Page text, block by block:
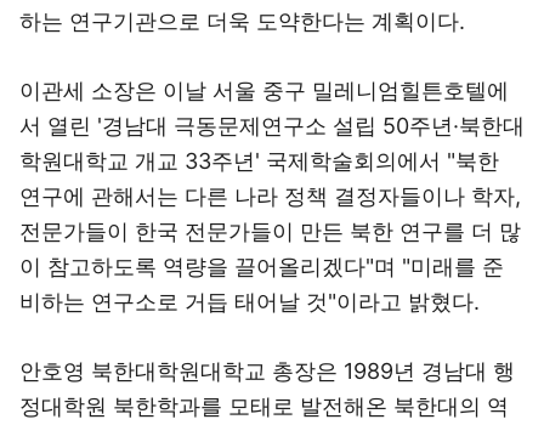
하는 연구기관으로 더욱 도약한다는 계획이다.
이관세 소장은 이날 서울 중구 밀레니엄힐튼호텔에
서 열린 '경남대 극동문제연구소 설립 50주년·북한대
학원대학교 개교 33주년' 국제학술회의에서 "북한
연구에 관해서는 다른 나라 정책 결정자들이나 학자,
전문가들이 한국 전문가들이 만든 북한 연구를 더 많
이 참고하도록 역량을 끌어올리겠다"며 "미래를 준
비하는 연구소로 거듭 태어날 것"이라고 밝혔다.
안호영 북한대학원대학교 총장은 1989년 경남대 행
정대학원 북한학과를 모태로 발전해온 북한대의 역